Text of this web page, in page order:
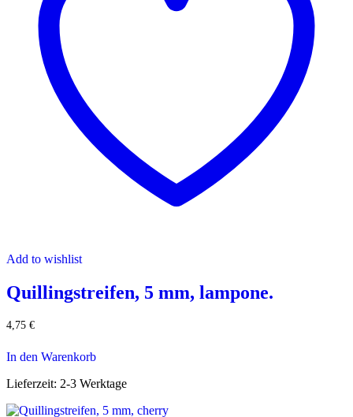
Add to wishlist
Quillingstreifen, 5 mm, lampone.
4,75 €
In den Warenkorb
Lieferzeit: 2-3 Werktage